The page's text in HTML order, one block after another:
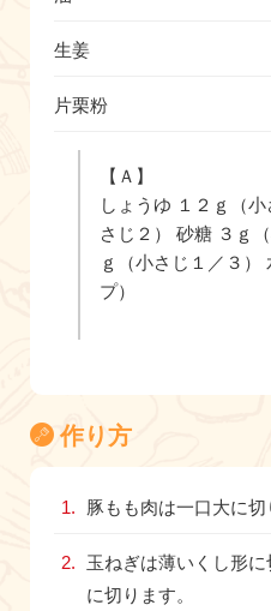
生姜
片栗粉
【Ａ】
しょうゆ １２ｇ（
さじ２） 砂糖 ３ｇ
ｇ（小さじ１／３）
プ）
作り方
豚もも肉は一口大に切
玉ねぎは薄いくし形
に切ります。